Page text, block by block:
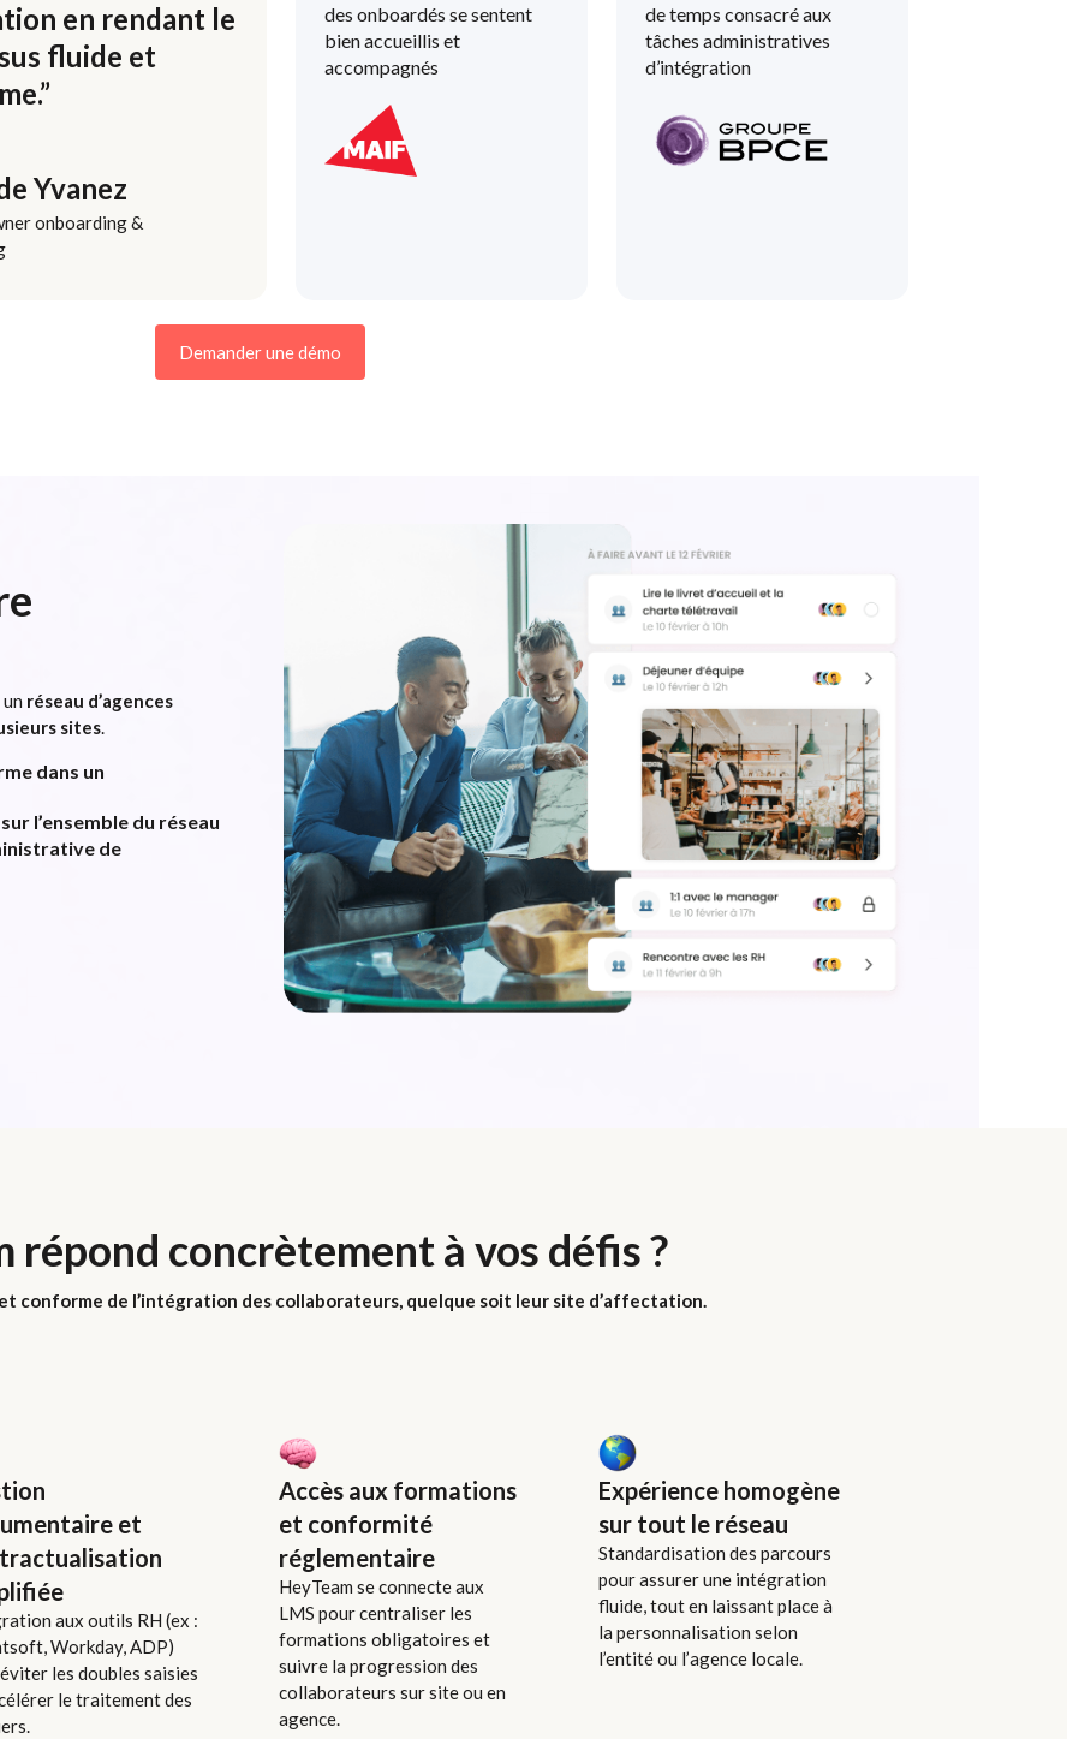
en rendant le
fluide et
Yvanez
onboarding &
des onboardés se sentent
bien accueillis et
accompagnés
de temps consacré aux
tâches administratives
d’intégration
Demander une démo
réseau d’agences
sites.
dans un
l’ensemble du réseau
de
répond concrètement à vos défis ?
conforme de l’intégration des collaborateurs, quelque soit leur site d’affectation.
et
aux outils RH (ex :
Workday, ADP)
les doubles saisies
le traitement des
Accès aux formations
et conformité
réglementaire
HeyTeam se connecte aux
LMS pour centraliser les
formations obligatoires et
suivre la progression des
collaborateurs sur site ou en
agence.
Expérience homogène
sur tout le réseau
Standardisation des parcours
pour assurer une intégration
fluide, tout en laissant place à
la personnalisation selon
l’entité ou l’agence locale.